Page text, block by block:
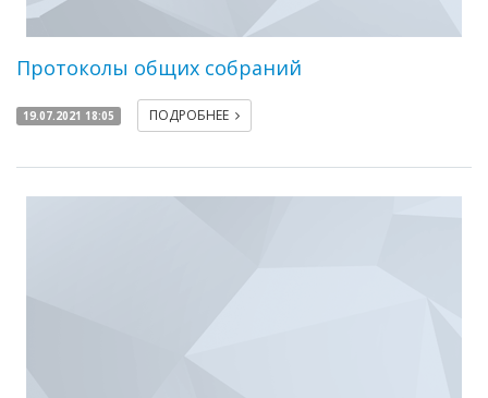
Протоколы общих собраний
19.07.2021 18:05 ПОДРОБНЕЕ